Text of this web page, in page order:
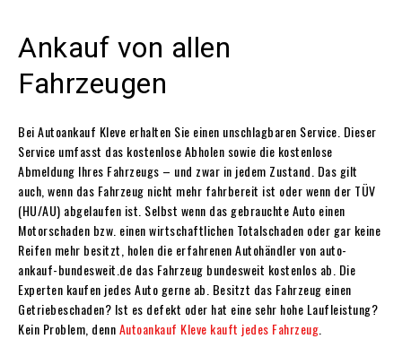
Ankauf von allen
Fahrzeugen
Bei Autoankauf Kleve erhalten Sie einen unschlagbaren Service. Dieser
Service umfasst das kostenlose Abholen sowie die kostenlose
Abmeldung Ihres Fahrzeugs – und zwar in jedem Zustand. Das gilt
auch, wenn das Fahrzeug nicht mehr fahrbereit ist oder wenn der TÜV
(HU/AU) abgelaufen ist. Selbst wenn das gebrauchte Auto einen
Motorschaden bzw. einen wirtschaftlichen Totalschaden oder gar keine
Reifen mehr besitzt, holen die erfahrenen Autohändler von auto-
ankauf-bundesweit.de das Fahrzeug bundesweit kostenlos ab. Die
Experten kaufen jedes Auto gerne ab. Besitzt das Fahrzeug einen
Getriebeschaden? Ist es defekt oder hat eine sehr hohe Laufleistung?
Kein Problem, dennAutoankauf Kleve kauft jedes Fahrzeug